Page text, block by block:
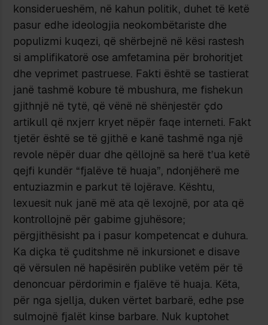
konsiderueshëm, në kahun politik, duhet të ketë
pasur edhe ideologjia neokombëtariste dhe
populizmi kuqezi, që shërbejnë në kësi rastesh
si amplifikatorë ose amfetamina për brohoritjet
dhe veprimet pastruese. Fakti është se tastierat
janë tashmë kobure të mbushura, me fishekun
gjithnjë në tytë, që vënë në shënjestër çdo
artikull që nxjerr kryet nëpër faqe interneti. Fakt
tjetër është se të gjithë e kanë tashmë nga një
revole nëpër duar dhe qëllojnë sa herë t’ua ketë
qejfi kundër “fjalëve të huaja”, ndonjëherë me
entuziazmin e parkut të lojërave. Kështu,
lexuesit nuk janë më ata që lexojnë, por ata që
kontrollojnë për gabime gjuhësore;
përgjithësisht pa i pasur kompetencat e duhura.
Ka diçka të çuditshme në inkursionet e disave
që vërsulen në hapësirën publike vetëm për të
denoncuar përdorimin e fjalëve të huaja. Këta,
për nga sjellja, duken vërtet barbarë, edhe pse
sulmojnë fjalët kinse barbare. Nuk kuptohet